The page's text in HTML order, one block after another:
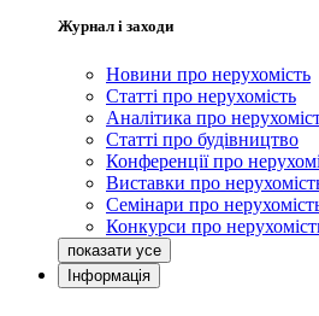
Журнал і заходи
Новини про нерухомість
Статті про нерухомість
Аналітика про
Статті про будівництво
Конференції про
Виставки про
Семінари про
Конкурси про
Інформація